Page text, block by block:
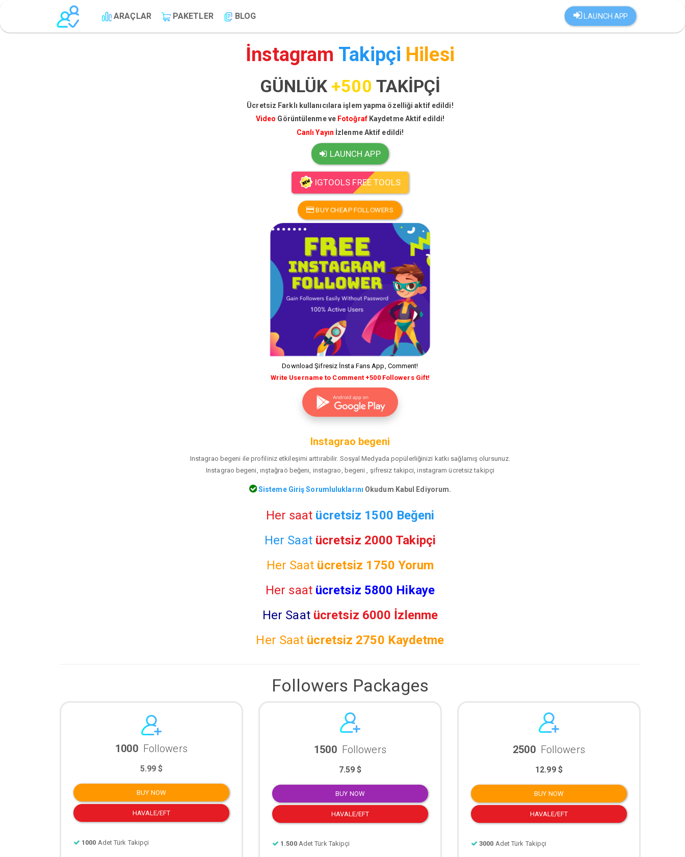
LAUNCH APP
ARAÇLAR PAKETLER BLOG
İnstagram Takipçi Hilesi
GÜNLÜK +500 TAKİPÇİ
Ücretsiz Farklı kullanıcılara işlem yapma özelliği aktif edildi!
Video Görüntülenme ve Fotoğraf Kaydetme Aktif edildi!
Canlı Yayın İzlenme Aktif edildi!
LAUNCH APP
IGTOOLS FREE TOOLS
BUY CHEAP FOLLOWERS
Download Şifresiz İnsta Fans App, Comment!
Write Username to Comment +500 Followers Gift!
Instagrao begeni
Instagrao begeni ile profiliniz etkileşimi arttırabilir. Sosyal Medyada popülerliğinizi katkı sağlamış olursunuz.
Instagrao begeni, ınştağraö beğenı, instagrao, begeni , şifresiz takipci, instagram ücretsiz takipçi
Sisteme Giriş Sorumluluklarını Okudum Kabul Ediyorum.
Her saat ücretsiz 1500 Beğeni
Her Saat ücretsiz 2000 Takipçi
Her Saat ücretsiz 1750 Yorum
Her saat ücretsiz 5800 Hikaye
Her Saat ücretsiz 6000 İzlenme
Her Saat ücretsiz 2750 Kaydetme
Followers Packages
1000 Followers
5.99 $
BUY NOW
HAVALE/EFT
1000 Adet Türk Takipçi
1500 Followers
7.59 $
BUY NOW
HAVALE/EFT
1.500 Adet Türk Takipçi
2500 Followers
12.99 $
BUY NOW
HAVALE/EFT
3000 Adet Türk Takipçi